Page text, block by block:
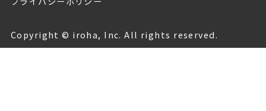
Copyright © iroha, Inc. All rights reserved.